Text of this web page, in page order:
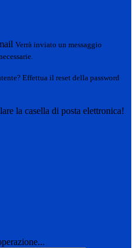
Verrà inviato un messaggio
Effettua il reset della password
la casella di posta elettronica!